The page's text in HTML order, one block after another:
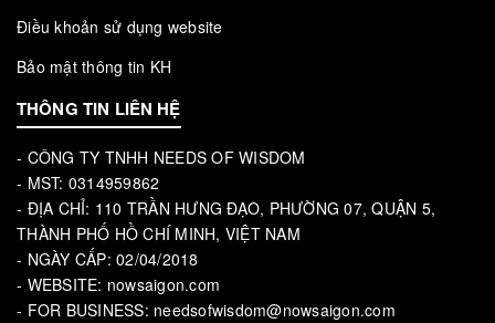
Điều khoản sử dụng website
Bảo mật thông tin KH
THÔNG TIN LIÊN HỆ
- CÔNG TY TNHH NEEDS OF WISDOM
- MST: 0314959862
- ĐỊA CHỈ: 110 TRẦN HƯNG ĐẠO, PHƯỜNG 07, QUẬN 5,
THÀNH PHỐ HỒ CHÍ MINH, VIỆT NAM
- NGÀY CẤP: 02/04/2018
- WEBSITE: nowsaigon.com
- FOR BUSINESS: needsofwisdom@nowsaigon.com